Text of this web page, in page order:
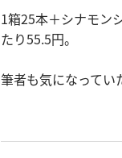
1箱25本＋シナモン
たり55.5円。
筆者も気になってい